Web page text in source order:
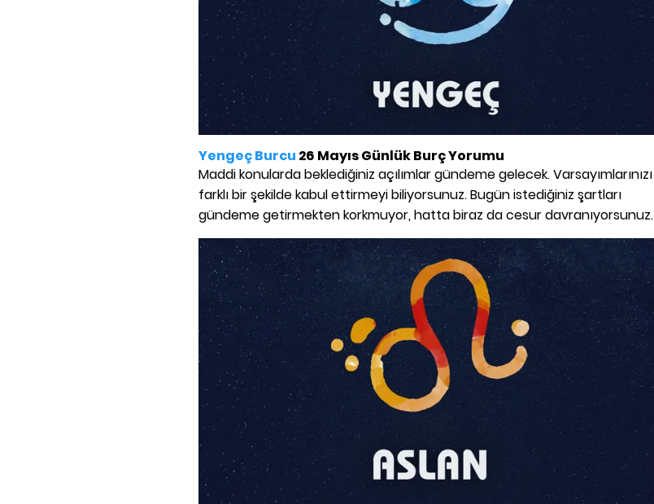
Yengeç Burcu 26 Mayıs Günlük Burç Yorumu
Maddi konularda beklediğiniz açılımlar gündeme gelecek. Varsayımlarınızı
farklı bir şekilde kabul ettirmeyi biliyorsunuz. Bugün istediğiniz şartları
gündeme getirmekten korkmuyor, hatta biraz da cesur davranıyorsunuz.